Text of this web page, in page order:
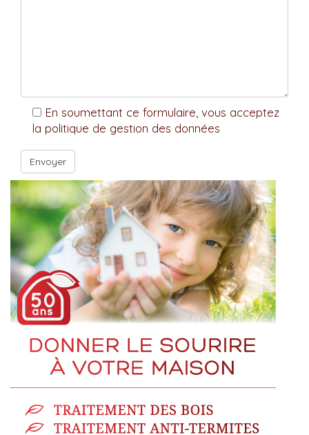
En soumettant ce formulaire, vous acceptez
la politique de gestion des données